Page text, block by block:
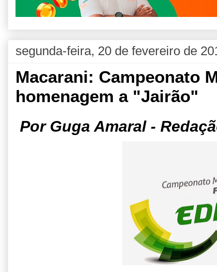
segunda-feira, 20 de fevereiro de
Macarani: Campeonato
homenagem a "Jairão"
Por Guga Amaral -